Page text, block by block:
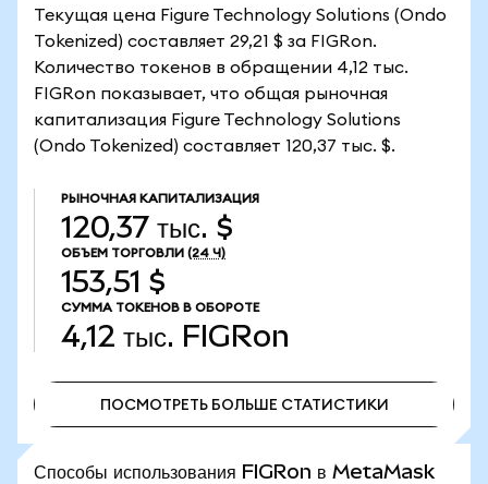
Текущая цена Figure Technology Solutions (Ondo
Tokenized) составляет 29,21 $ за FIGRon.
Количество токенов в обращении 4,12 тыс.
FIGRon показывает, что общая рыночная
капитализация Figure Technology Solutions
(Ondo Tokenized) составляет 120,37 тыс. $.
РЫНОЧНАЯ КАПИТАЛИЗАЦИЯ
120,37 тыс. $
ОБЪЕМ ТОРГОВЛИ (24 Ч)
153,51 $
СУММА ТОКЕНОВ В ОБОРОТЕ
4,12 тыс. FIGRon
ПОСМОТРЕТЬ БОЛЬШЕ СТАТИСТИКИ
Способы использования FIGRon в MetaMask